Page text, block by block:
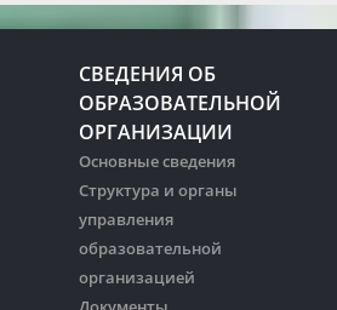
СВЕДЕНИЯ ОБ
ОБРАЗОВАТЕЛЬНОЙ
ОРГАНИЗАЦИИ
Основные сведения
Структура и органы
управления
образовательной
организацией